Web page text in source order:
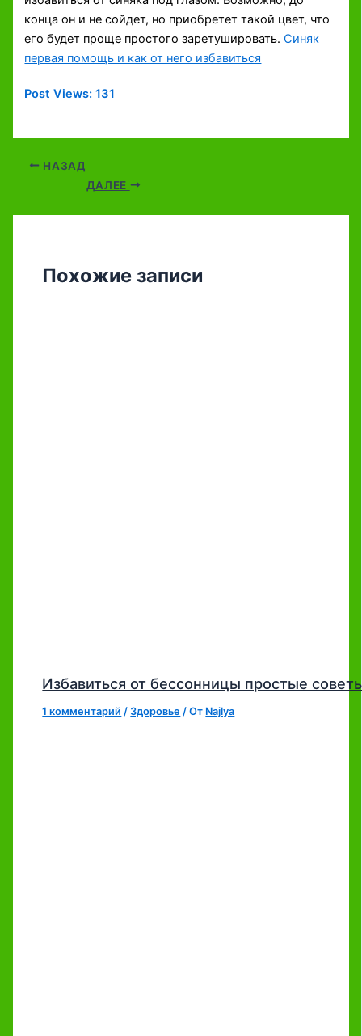
конца он и не сойдет, но приобретет такой цвет, что
его будет проще простого заретушировать.Синяк
первая помощь и как от него избавиться
Post Views: 131
НАЗАД
ДАЛЕЕ
Похожие записи
Избавиться от бессонницы простые
1 комментарий /Здоровье / От Najlya